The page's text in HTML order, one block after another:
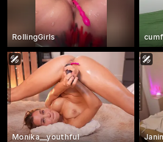
RollingGirls
Monika__youthful